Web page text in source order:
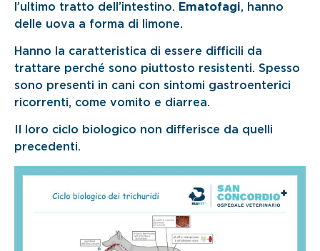
l’ultimo tratto dell’intestino. Ematofagi, hanno
delle uova a forma di limone.
Hanno la caratteristica di essere difficili da
trattare perché sono piuttosto resistenti. Spesso
sono presenti in cani con sintomi gastroenterici
ricorrenti, come vomito e diarrea.
Il loro ciclo biologico non differisce da quelli
precedenti.